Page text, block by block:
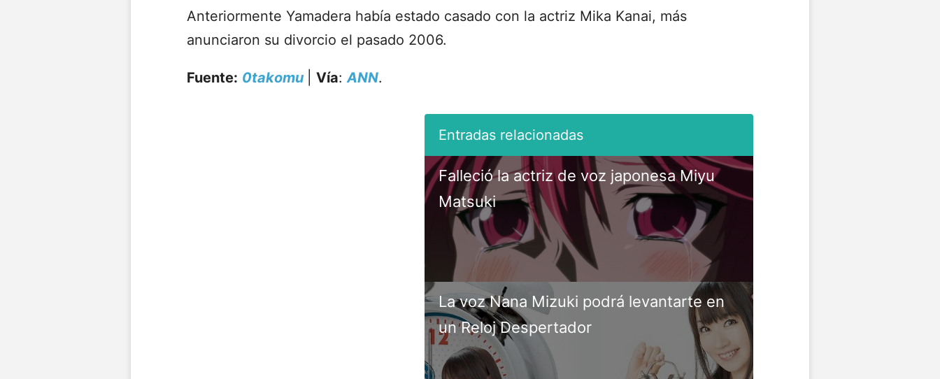
Anteriormente Yamadera había estado casado con la actriz Mika Kanai, más
anunciaron su divorcio el pasado 2006.
Fuente: 0takomu Vía:ANN.
Falleció la actriz de voz japonesa Miyu
Matsuki
La voz Nana Mizuki podrá levantarte en
un Reloj Despertador